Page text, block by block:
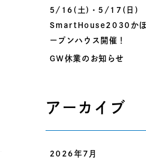
5/16(土)・5/17(日)
SmartHouse2030かほ
ープンハウス開催！
GW休業のお知らせ
アーカイブ
2026年7月